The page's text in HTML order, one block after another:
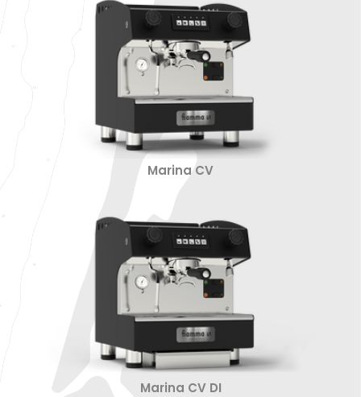
Marina CV
Marina CV DI